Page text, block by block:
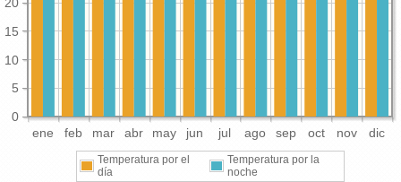
ene feb mar abr may jun jul ago sep oct nov dic
0
5
10
15
Temperatura por el
día
Temperatura por la
noche